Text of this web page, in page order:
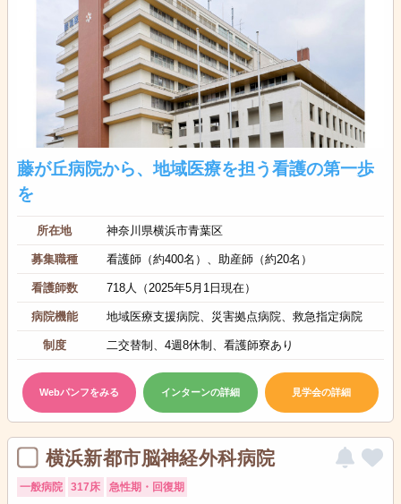
藤が丘病院から、地域医療を担う看護の第一歩
を
所在地 神奈川県横浜市青葉区
募集職種 看護師（約400名）、助産師（約20名）
看護師数 718人（2025年5月1日現在）
病院機能 地域医療支援病院、災害拠点病院、救急指定病院
制度 二交替制、4週8休制、看護師寮あり
Webパンフをみる インターンの詳細 見学会の詳細
横浜新都市脳神経外科病院
一般病院 317床 急性期・回復期